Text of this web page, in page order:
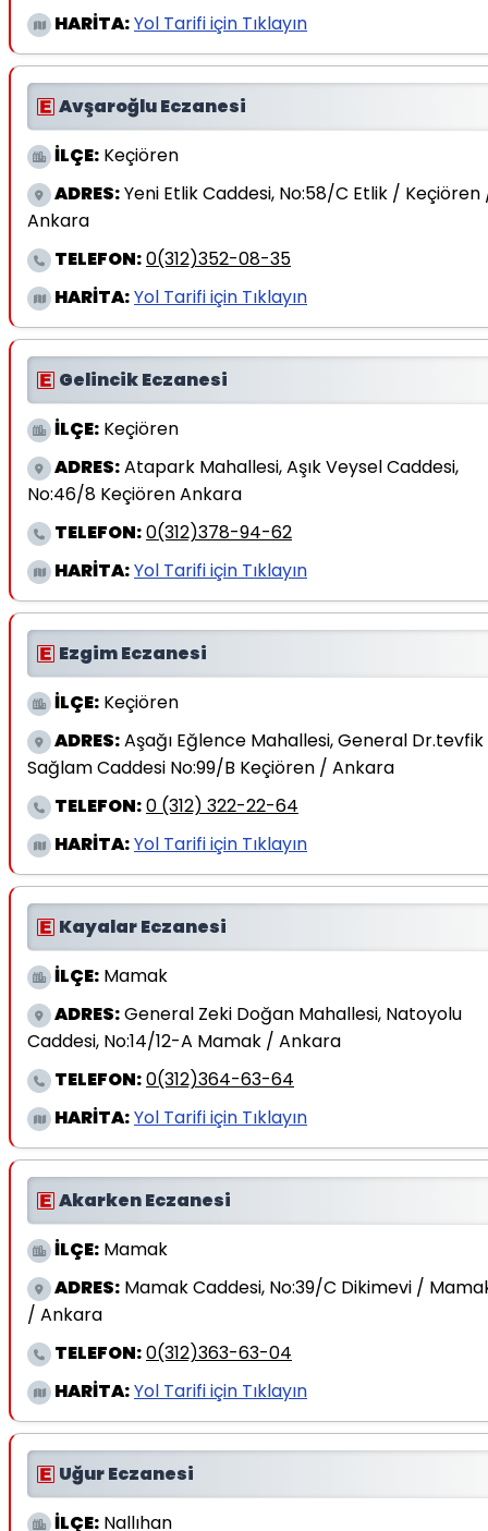
HARİTA:Yol Tarifi için Tıklayın
Avşaroğlu Eczanesi
İLÇE: Keçiören
ADRES:Yeni Etlik Caddesi, No:58/C Etlik / Keçiören
Ankara
TELEFON:0(312)352-08-35
HARİTA:Yol Tarifi için Tıklayın
Gelincik Eczanesi
İLÇE: Keçiören
ADRES:Atapark Mahallesi, Aşık Veysel Caddesi,
No:46/8 Keçiören Ankara
TELEFON:0(312)378-94-62
HARİTA:Yol Tarifi için Tıklayın
Ezgim Eczanesi
İLÇE: Keçiören
ADRES:Aşağı Eğlence Mahallesi, General Dr.tevfik
Sağlam Caddesi No:99/B Keçiören / Ankara
TELEFON:0 (312) 322-22-64
HARİTA:Yol Tarifi için Tıklayın
Kayalar Eczanesi
İLÇE: Mamak
ADRES:General Zeki Doğan Mahallesi, Natoyolu
Caddesi, No:14/12-A Mamak / Ankara
TELEFON:0(312)364-63-64
HARİTA:Yol Tarifi için Tıklayın
Akarken Eczanesi
İLÇE: Mamak
ADRES: Mamak Caddesi, No:39/C Dikimevi /
/ Ankara
TELEFON:0(312)363-63-04
HARİTA:Yol Tarifi için Tıklayın
Uğur Eczanesi
İLÇE: Nallıhan